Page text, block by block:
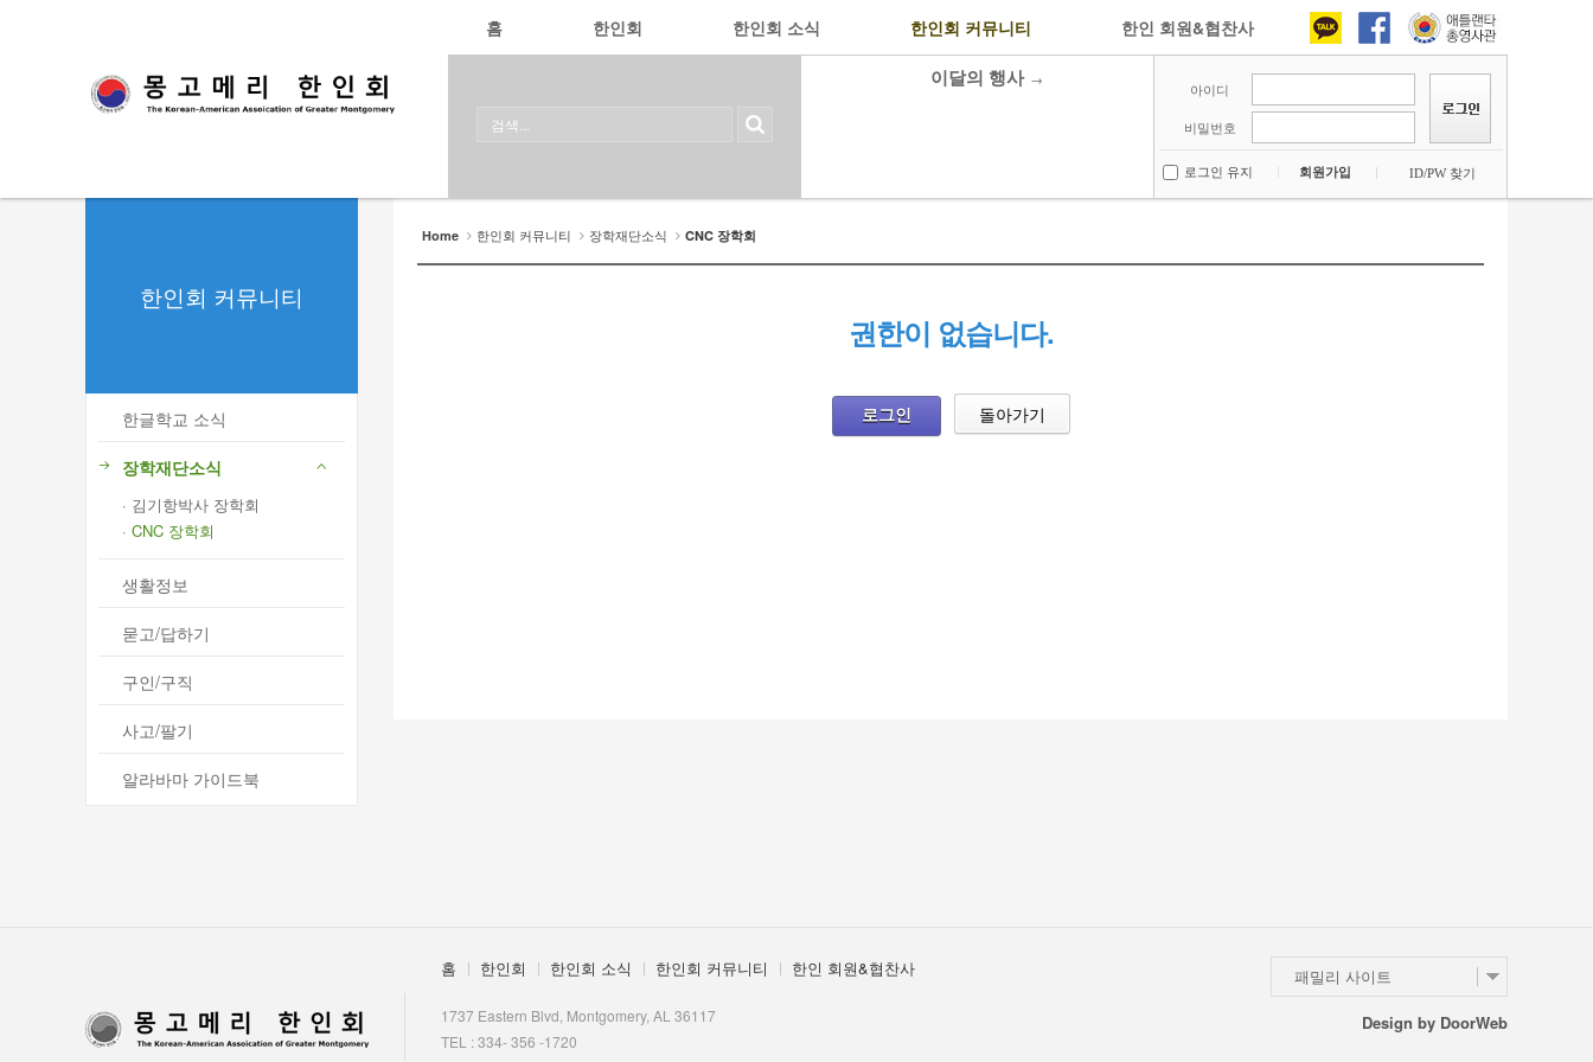
홈 한인회 한인회 소식 한인회 커뮤니티 한인 회원&협찬사
아이디
비밀번호
로그인 유지 회원가입 ID/PW 찾기
이달의 행사 →
한인회 커뮤니티
한글학교 소식
장학재단소식
· 김기항박사 장학회
· CNC 장학회
생활정보
묻고/답하기
구인/구직
사고/팔기
알라바마 가이드북
Home 한인회 커뮤니티 장학재단소식 CNC 장학회
권한이 없습니다.
로그인 돌아가기
홈 한인회 한인회 소식 한인회 커뮤니티 한인 회원&협찬사
1737 Eastern Blvd, Montgomery, AL 36117
TEL : 334- 356 -1720
패밀리 사이트
Design by DoorWeb
- CNC 장학회
- 알라바마 가이드북
한인 회원&협찬사